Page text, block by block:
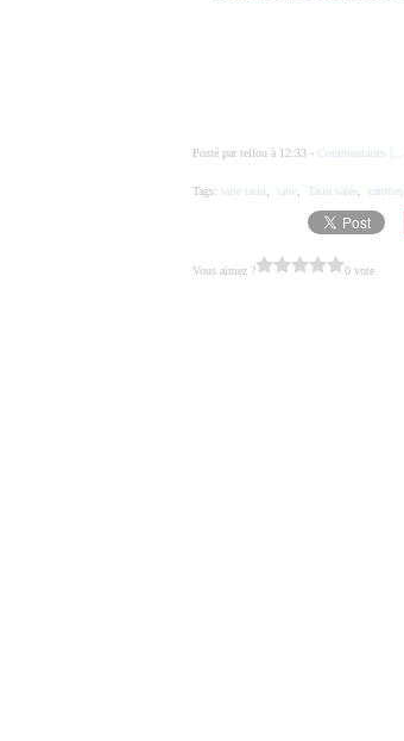
Posté par tellou à 12:33 - Commentaires [
Tags: tarte tatin tarte Tatin salée carottes
Vous aimez ? 0 vote